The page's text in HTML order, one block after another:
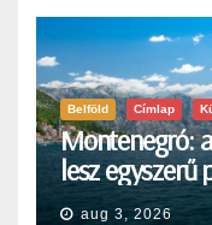
Belföld Címlap
Montenegró:
lesz egyszerű
aug 3, 2026